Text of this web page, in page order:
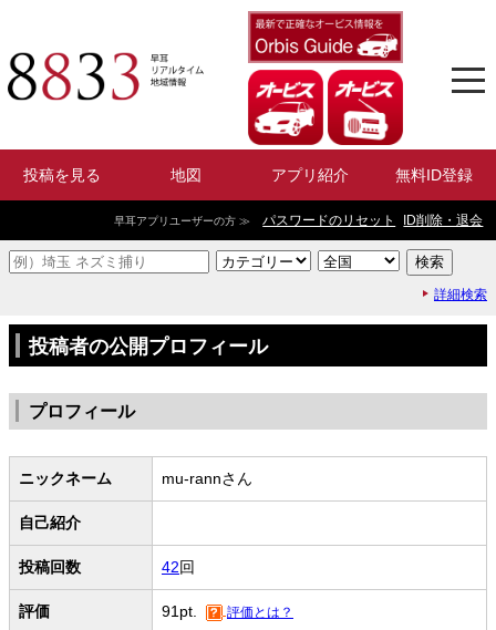
投稿を見る 地図 アプリ紹介 無料ID登録
早耳アプリユーザーの方 ≫ パスワードのリセット ID削除・退会
詳細検索
投稿者の公開プロフィール
プロフィール
ニックネーム mu-rannさん
自己紹介
投稿回数 42回
評価 91pt. 評価とは？